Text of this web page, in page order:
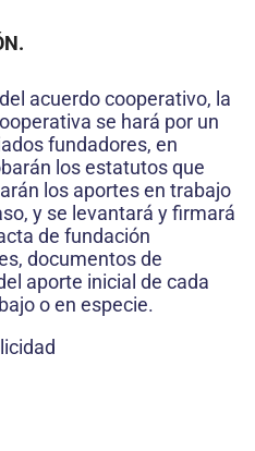
.
acuerdo cooperativo, la
se hará por un
fundadores, en
los estatutos que
los aportes en trabajo
y se levantará y firmará
de fundación
documentos de
aporte inicial de cada
o en especie.